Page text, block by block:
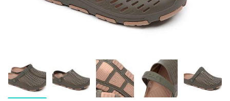
Carpfishing Ropa Calzado